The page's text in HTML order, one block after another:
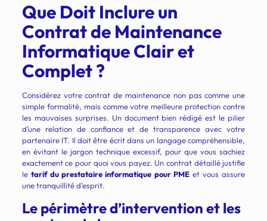
Que Doit Inclure un
Contrat de Maintenance
Informatique Clair et
Complet ?
Considérez votre contrat de maintenance non pas comme une
simple formalité, mais comme votre meilleure protection contre
les mauvaises surprises. Un document bien rédigé est le pilier
d’une relation de confiance et de transparence avec votre
partenaire IT. Il doit être écrit dans un langage compréhensible,
en évitant le jargon technique excessif, pour que vous sachiez
exactement ce pour quoi vous payez. Un contrat détaillé justifie
le tarif du prestataire informatique pour PMEet vous assure
une tranquillité d’esprit.
Le périmètre d’intervention et les